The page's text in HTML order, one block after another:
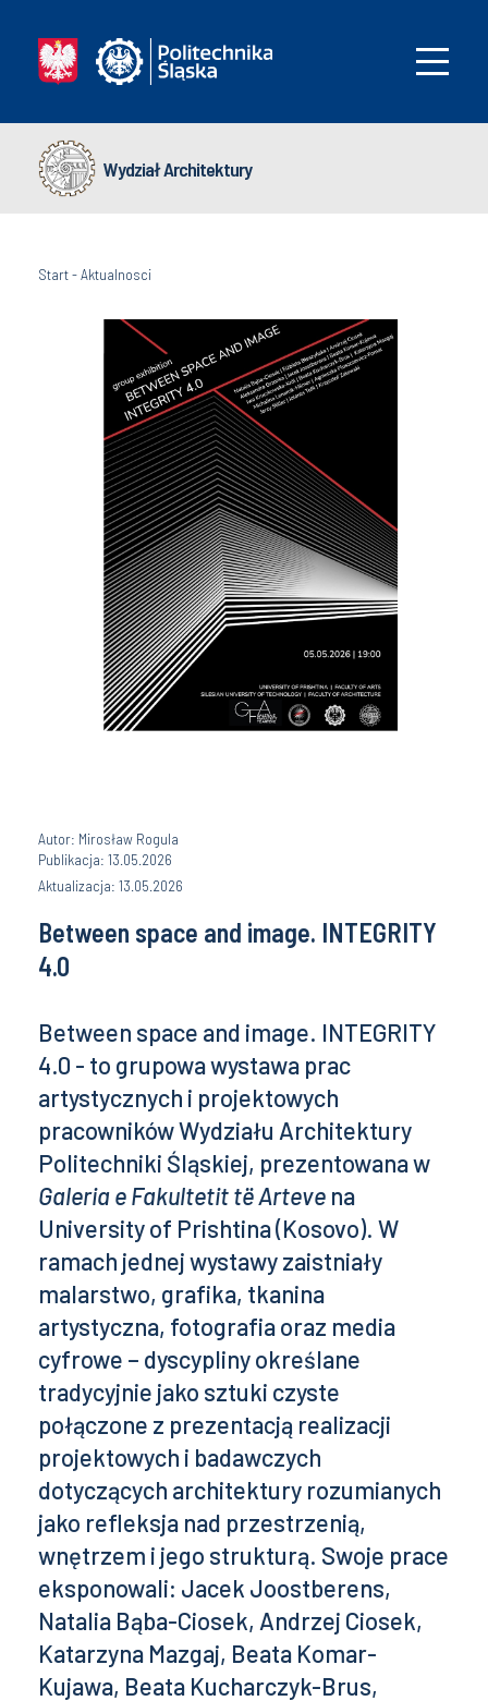
Wydział Architektury
Start-Aktualnosci
Autor: Mirosław Rogula
Publikacja: 13.05.2026
Aktualizacja: 13.05.2026
Between space and image. INTEGRITY
4.0
Between space and image. INTEGRITY
4.0 - to grupowa wystawa prac
artystycznych i projektowych
pracowników Wydziału Architektury
Politechniki Śląskiej, prezentowana w
Galeria e Fakultetit të Arteve na
University of Prishtina (Kosovo). W
ramach jednej wystawy zaistniały
malarstwo, grafika, tkanina
artystyczna, fotografia oraz media
cyfrowe – dyscypliny określane
tradycyjnie jako sztuki czyste
połączone z prezentacją realizacji
projektowych i badawczych
dotyczących architektury rozumianych
jako refleksja nad przestrzenią,
wnętrzem i jego strukturą. Swoje prace
eksponowali: Jacek Joostberens,
Natalia Bąba-Ciosek, Andrzej Ciosek,
Katarzyna Mazgaj, Beata Komar-
Kujawa, Beata Kucharczyk-Brus,